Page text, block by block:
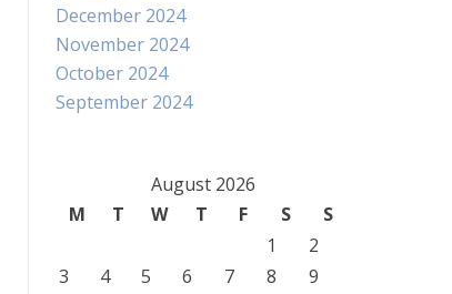
December 2024
November 2024
October 2024
September 2024
August 2026
M
T W T F S
S
1
2
3
4 5 6 7 8
9